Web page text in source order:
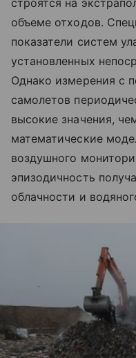
объеме отходов.
показатели систем
установленных
Однако измерения с
самолетов
высокие значения,
математические
воздушного
эпизодичность
облачности и